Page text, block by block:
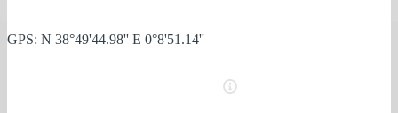
GPS: N 38°49'44.98'' E 0°8'51.14''